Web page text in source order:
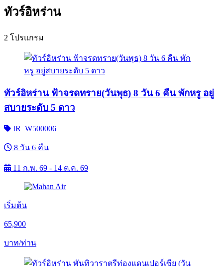
ทัวร์อิหร่าน
2 โปรแกรม
ทัวร์อิหร่าน ฟ้าจรดทราย(วันพุธ) 8 วัน 6 คืน พักหรู อยู่
สบายระดับ 5 ดาว
IR_W500006
8 วัน 6 คืน
11 ก.พ. 69 - 14 ต.ค. 69
เริ่มต้น
65,900
บาท/ท่าน